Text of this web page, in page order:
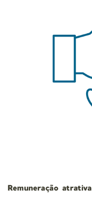
Remuneração atrativa